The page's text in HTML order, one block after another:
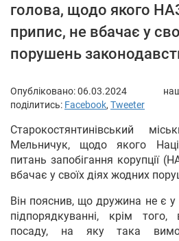
голова, щодо якого
припис, не вбачає у
порушень
Опубліковано:06.03.2024
поділитись: Facebook, Tweeter
Старокостянтинівський
Мельничук, щодо якого
питань запобігання корупції
вбачає у своїх діях жодних
Він пояснив, що дружина не є у
підпорядкуванні, крім
посаду, на яку така